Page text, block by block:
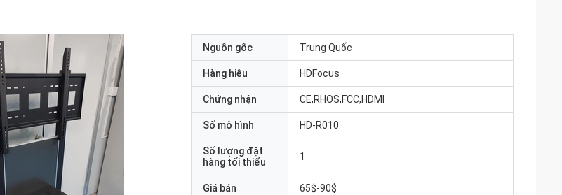
Nguồn gốc Trung Quốc
Hàng hiệu HDFocus
Chứng nhận CE,RHOS,FCC,HDMI
Số mô hình HD-R010
Số lượng đặt
hàng tối thiểu
1
Giá bán 65$-90$